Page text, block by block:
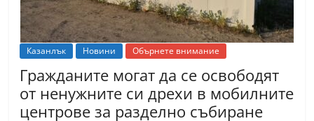
Казанлък Новини Обърнете внимание
Гражданите могат да се освободят
от ненужните си дрехи в мобилните
центрове за разделно събиране